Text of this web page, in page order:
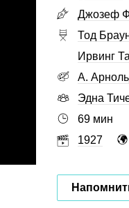
Джозеф
Тод
Ирвинг
А.
Эдна
69 мин
1927